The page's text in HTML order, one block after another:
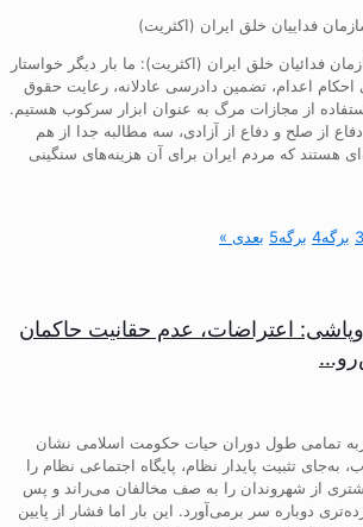
فداییان خلق ایران (اکثریت)
فدائیان خلق ایران (اکثریت): ما بار دیگر خواستار
اعدام، تضمین دادرسی عادلانه، رعایت حقوق
از مجازات مرگ به عنوان ابزار سرکوب هستیم.
از صلح و دفاع از آزادی، سه مطالبه جدا از هم
هستند که مردم ایران برای آن هزینه‌های سنگینی
3 برگه4 برگه5 بعدی »
اعتراضات، عدم حقانیت حاکمان
تمامی طول دوران حیات حکومت اسلامی نشان
تثبیت پایدار نظام، پایگاه اجتماعی نظام را
از شهروندان را به صف مخالفان می‌راند و پس
دوباره سر برمی‌آورد. این بار اما فشار از پایین